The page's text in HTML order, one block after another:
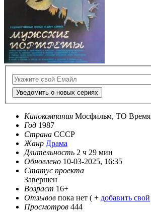
Уведомить о новых сериях
Кинокомпания Мосфильм, ТО Время
Год 1987
Страна СССР
Жанр Драма
Длительность 2 ч 29 мин
Обновлено 10-03-2025, 16:35
Статус проекта
Завершен
Возраст 16+
Отзывов пока нет ( + добавить свой
Просмотров 444